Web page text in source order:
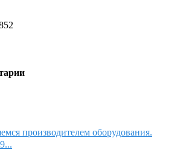
производителем оборудования.